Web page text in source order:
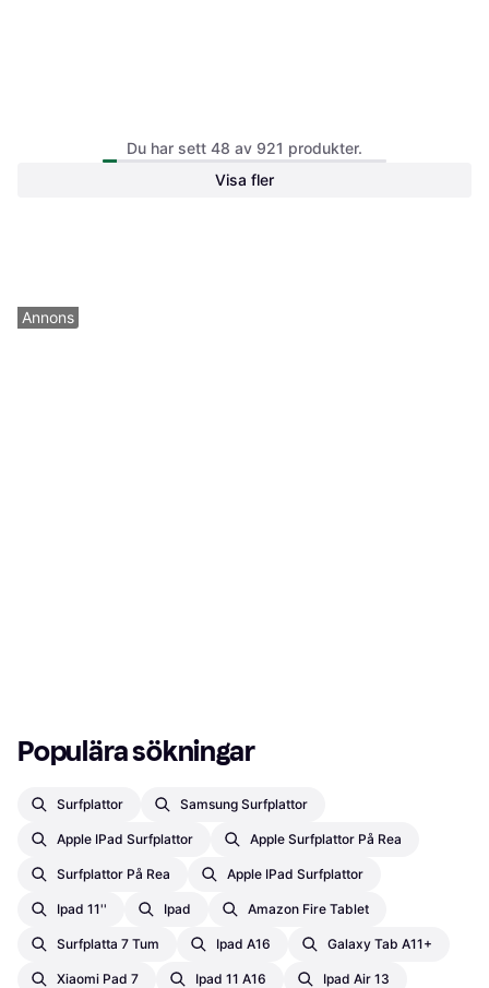
Apple iPad Pro 13 M5
WiFi Cellular 2TB SSD
3.9
iPad Pro 11 M4 M5
Skyddskal för surfplatta, Fodral för
Du har sett 48 av 921 produkter.
Visa fler
Annons
Populära sökningar
Surfplattor Samsung Surfplattor
Apple IPad Surfplattor Apple Surfplattor På Rea
Surfplattor På Rea Apple IPad Surfplattor
Ipad 11'' Ipad Amazon Fire Tablet
Surfplatta 7 Tum Ipad A16 Galaxy Tab A11+
Xiaomi Pad 7 Ipad 11 A16 Ipad Air 13